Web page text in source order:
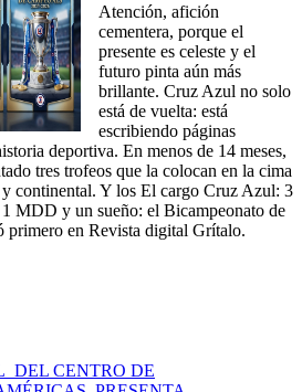
Atención, afición
cementera, porque el
presente es celeste y el
futuro pinta aún más
brillante. Cruz Azul no solo
está de vuelta: está
escribiendo páginas
deportiva. En menos de 14 meses,
tres trofeos que la colocan en la cima
continental. Y los El cargo Cruz Azul: 3
MDD y un sueño: el Bicampeonato de
primero en Revista digital Grítalo.